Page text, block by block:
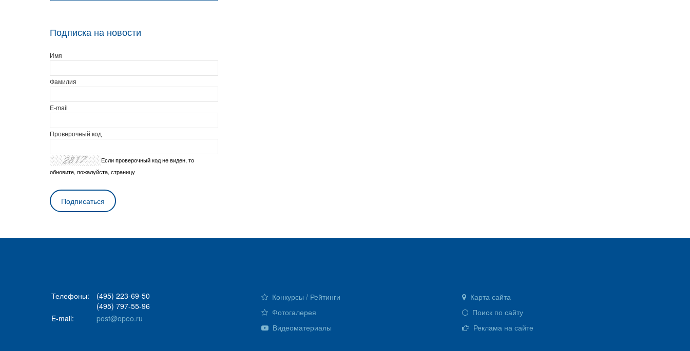
Подписка на новости
Имя
Фамилия
E-mail
Проверочный код
Если проверочный код не виден, то
обновите, пожалуйста, страницу
Телефоны:
(495) 223-69-50
(495) 797-55-96
E-mail:
post@opeo.ru
Конкурсы / Рейтинги
Фотогалерея
Видеоматериалы
Карта сайта
Поиск по сайту
Реклама на сайте